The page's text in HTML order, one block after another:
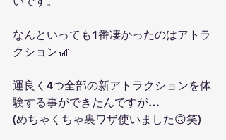
なんといっても1番凄かったのはアトラ
クション🎢
運良く4つ全部の新アトラクションを体
験する事ができたんですが…
(めちゃくちゃ裏ワザ使いました🙃笑)